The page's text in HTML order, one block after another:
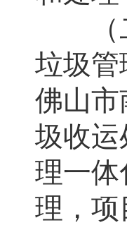
（二
垃圾管
佛山市
圾收运
理一体
理，项